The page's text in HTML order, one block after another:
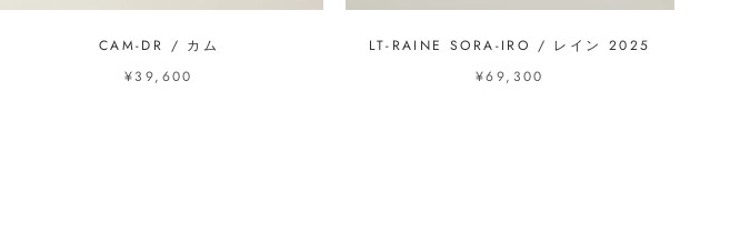
CAM-DR / カム
¥39,600
LT-RAINE SORA-IRO / レイン 2025
¥69,300